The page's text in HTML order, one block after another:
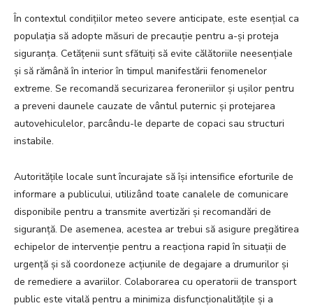
În contextul condițiilor meteo severe anticipate, este esențial ca
populația să adopte măsuri de precauție pentru a-și proteja
siguranța. Cetățenii sunt sfătuiți să evite călătoriile neesențiale
și să rămână în interior în timpul manifestării fenomenelor
extreme. Se recomandă securizarea feroneriilor și ușilor pentru
a preveni daunele cauzate de vântul puternic și protejarea
autovehiculelor, parcându-le departe de copaci sau structuri
instabile.
Autoritățile locale sunt încurajate să își intensifice eforturile de
informare a publicului, utilizând toate canalele de comunicare
disponibile pentru a transmite avertizări și recomandări de
siguranță. De asemenea, acestea ar trebui să asigure pregătirea
echipelor de intervenție pentru a reacționa rapid în situații de
urgență și să coordoneze acțiunile de degajare a drumurilor și
de remediere a avariilor. Colaborarea cu operatorii de transport
public este vitală pentru a minimiza disfuncționalitățile și a